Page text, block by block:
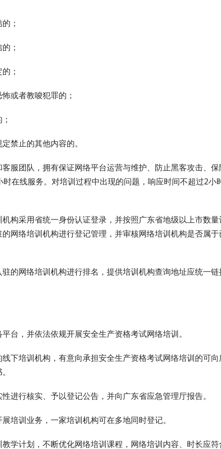
；
；
；
或者教唆犯罪的；
禁止的其他内容的。
团队，拥有保证网络平台运营与维护、防止黑客攻击、保
在线服务。对培训过程中出现的问题，响应时间不超过2小
采用省统一身份认证登录，并按照广东省地级以上市数量
网络培训机构进行登记管理，并审核网络培训机构是否属
网络培训机构进行排名，提供培训机构查询地址应统一链
，并依法依规开展安全生产资格考试网络培训。
培训机构，有意向承担安全生产资格考试网络培训的可向
行核实、予以登记公告，并向广东省应急管理厅报告。
训业务，一家培训机构可在多地同时登记。
计划，不断优化网络培训课程，网络培训内容、时长应符